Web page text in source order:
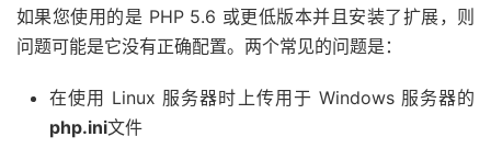
如果您使用的是 PHP 5.6 或更低版本并且安装了扩展，则
问题可能是它没有正确配置。两个常见的问题是：
在使用 Linux 服务器时上传用于 Windows 服务器的
php.ini文件